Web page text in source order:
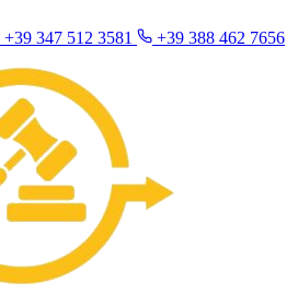
+39 347 512 3581
+39 388 462 7656